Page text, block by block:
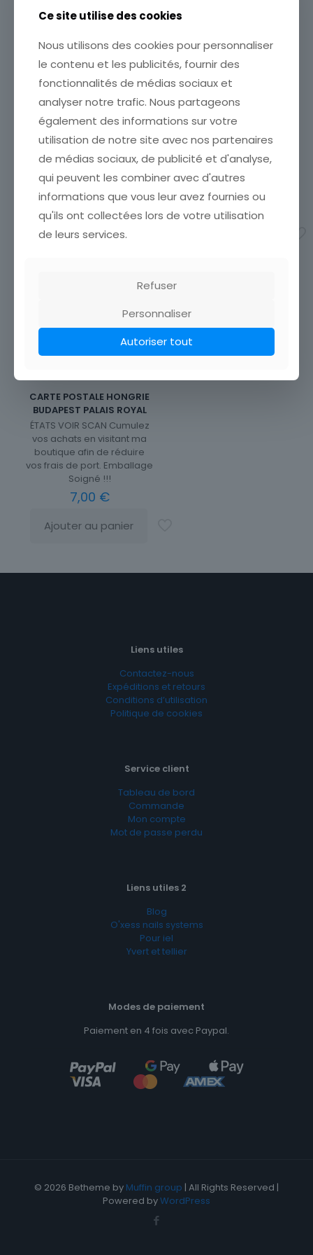
CARTE POSTALE
RAMSAU U DACHSEIN VOM
HAUSER KAIBLING
ETAT VOIR SCAN Cumulez
boutique afin de réduire
vos frais de port. Attendez
frais de port[…]
1,50€
CARTE POSTALE
SALZBURG
ETAT VOIR SCAN Cumulez
vos achats en visitant ma
boutique afin de réduire
vos frais de port. Attendez
que nous ayons calculé les
5,00€
CARTE POSTALE HONGRIE
BUDAPEST PALAIS ROYAL
ÉTATS VOIR SCAN Cumulez
vos achats en visitant ma
boutique afin de réduire
vos frais de port. Emballage
Soigné !!!
7,00 €
Ajouter au panier
Liens utiles
Contactez-nous
Expéditions et retours
Conditions d’utilisation
Politique de cookies
Service client
Tableau de bord
Commande
Mon compte
Mot de passe perdu
Liens utiles 2
Blog
O'xess nails systems
Pour iel
Yvert et tellier
Modes de paiement
Paiement en 4 fois avec Paypal.
© 2026 Betheme by Muffin group | All Rights Reserved |
Powered byWordPress
Ce site utilise des cookies
Nous utilisons des cookies pour personnaliser
le contenu et les publicités, fournir des
fonctionnalités de médias sociaux et
analyser notre trafic. Nous partageons
également des informations sur votre
utilisation de notre site avec nos partenaires
de médias sociaux, de publicité et d'analyse,
qui peuvent les combiner avec d'autres
informations que vous leur avez fournies ou
qu'ils ont collectées lors de votre utilisation
de leurs services.
Refuser
Personnaliser
Autoriser tout